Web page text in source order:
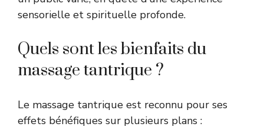
sensorielle et spirituelle profonde.
Quels sont les bienfaits du
massage tantrique ?
Le massage tantrique est reconnu pour ses
effets bénéfiques sur plusieurs plans :